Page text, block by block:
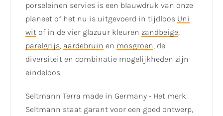
porseleinen servies is een blauwdruk van onze
planeet of het nu is uitgevoerd in tijdloos Uni
wit of in de vier glazuur kleuren zandbeige,
parelgrijs, aardebruin en mosgroen, de
diversiteit en combinatie mogelijkheden zijn
eindeloos.
Seltmann Terra made in Germany - Het merk
Seltmann staat garant voor een goed ontwerp,